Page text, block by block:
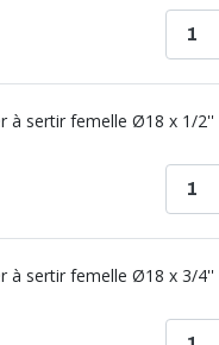
à sertir femelle Ø18 x 1/2''
à sertir femelle Ø18 x 3/4''